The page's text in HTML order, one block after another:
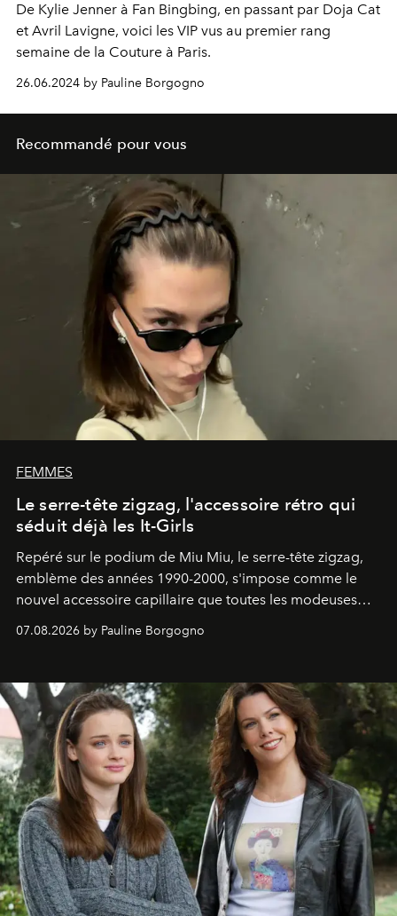
De Kylie Jenner à Fan Bingbing, en passant par Doja Cat
et Avril Lavigne, voici les VIP vus au premier rang
semaine de la Couture à Paris.
26.06.2024 by Pauline Borgogno
Recommandé pour vous
FEMMES
Le serre-tête zigzag, l'accessoire rétro qui
séduit déjà les It-Girls
Repéré sur le podium de Miu Miu, le serre-tête zigzag,
emblème des années 1990-2000, s'impose comme le
nouvel accessoire capillaire que toutes les modeuses
s'arrachent déjà.
07.08.2026 by Pauline Borgogno